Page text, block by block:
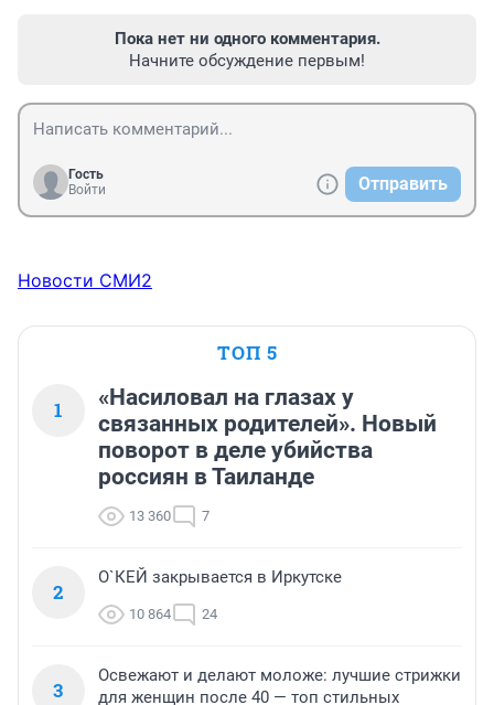
Пока нет ни одного комментария.
Начните обсуждение первым!
Гость
Войти
Отправить
Новости СМИ2
ТОП 5
1
«Насиловал на глазах у
связанных родителей». Новый
поворот в деле убийства
россиян в Таиланде
13 360 7
2
О`КЕЙ закрывается в Иркутске
10 864 24
3
Освежают и делают моложе: лучшие стрижки
для женщин после 40 — топ стильных